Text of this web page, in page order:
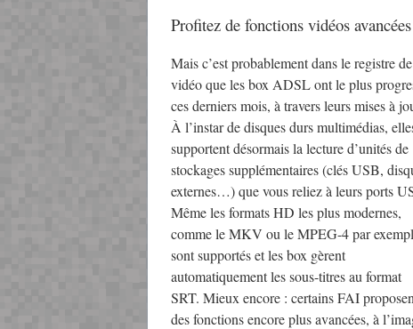
Profitez de fonctions vidéos avancées
Mais c’est probablement dans le registre
vidéo que les box ADSL ont le plus
ces derniers mois, à travers leurs mises à
À l’instar de disques durs multimédias,
supportent désormais la lecture d’unités de
stockages supplémentaires (clés USB,
externes…) que vous reliez à leurs ports
Même les formats HD les plus modernes,
comme le MKV ou le MPEG-4 par
sont supportés et les box gèrent
automatiquement les sous-titres au format
SRT. Mieux encore : certains FAI
des fonctions encore plus avancées, à